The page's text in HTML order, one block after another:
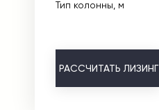
Тип колонны, м
РАССЧИТАТЬ ЛИЗИНГ